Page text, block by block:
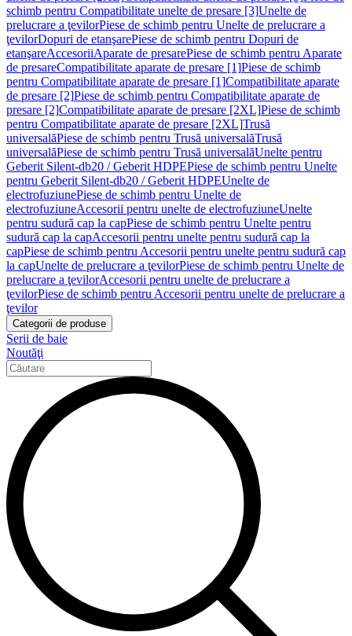
schimb pentru Compatibilitate unelte de presare [3]Unelte de
prelucrare a ţevilorPiese de schimb pentru Unelte de prelucrare a
ţevilorDopuri de etanşarePiese de schimb pentru Dopuri de
etanşareAccesoriiAparate de presarePiese de schimb pentru Aparate
de presareCompatibilitate aparate de presare [1]Piese de schimb
pentru Compatibilitate aparate de presare [1]Compatibilitate aparate
de presare [2]Piese de schimb pentru Compatibilitate aparate de
presare [2]Compatibilitate aparate de presare [2XL]Piese de schimb
pentru Compatibilitate aparate de presare [2XL]Trusă
universalăPiese de schimb pentru Trusă universalăTrusă
universalăPiese de schimb pentru Trusă universalăUnelte pentru
Geberit Silent-db20 / Geberit HDPEPiese de schimb pentru Unelte
pentru Geberit Silent-db20 / Geberit HDPEUnelte de
electrofuziunePiese de schimb pentru Unelte de
electrofuziuneAccesorii pentru unelte de electrofuziuneUnelte
pentru sudură cap la capPiese de schimb pentru Unelte pentru
sudură cap la capAccesorii pentru unelte pentru sudură cap la
capPiese de schimb pentru Accesorii pentru unelte pentru sudură cap
la capUnelte de prelucrare a ţevilorPiese de schimb pentru Unelte de
prelucrare a ţevilorAccesorii pentru unelte de prelucrare a
ţevilorPiese de schimb pentru Accesorii pentru unelte de prelucrare a
ţevilor
Categorii de produse
Serii de baie
Noutăţi